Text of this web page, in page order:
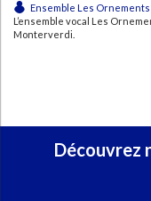
Ensemble Les Ornements
L’ensemble vocal Les
Monterverdi.
Découvrez